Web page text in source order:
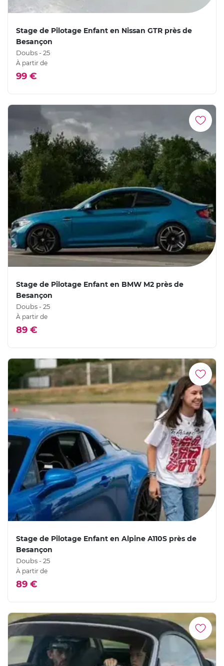
Stage de Pilotage Enfant en Nissan GTR près de
Besançon
Doubs - 25
À partir de
99 €
Stage de Pilotage Enfant en BMW M2 près de
Besançon
Doubs - 25
À partir de
89 €
Stage de Pilotage Enfant en Alpine A110S près de
Besançon
Doubs - 25
À partir de
89 €